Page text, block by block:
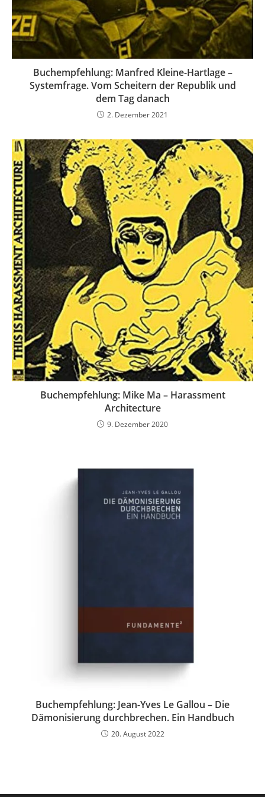
Buchempfehlung: Manfred Kleine-Hartlage –
Systemfrage. Vom Scheitern der Republik und
dem Tag danach
2. Dezember 2021
Buchempfehlung: Mike Ma – Harassment
Architecture
9. Dezember 2020
Buchempfehlung: Jean-Yves Le Gallou – Die
Dämonisierung durchbrechen. Ein Handbuch
20. August 2022